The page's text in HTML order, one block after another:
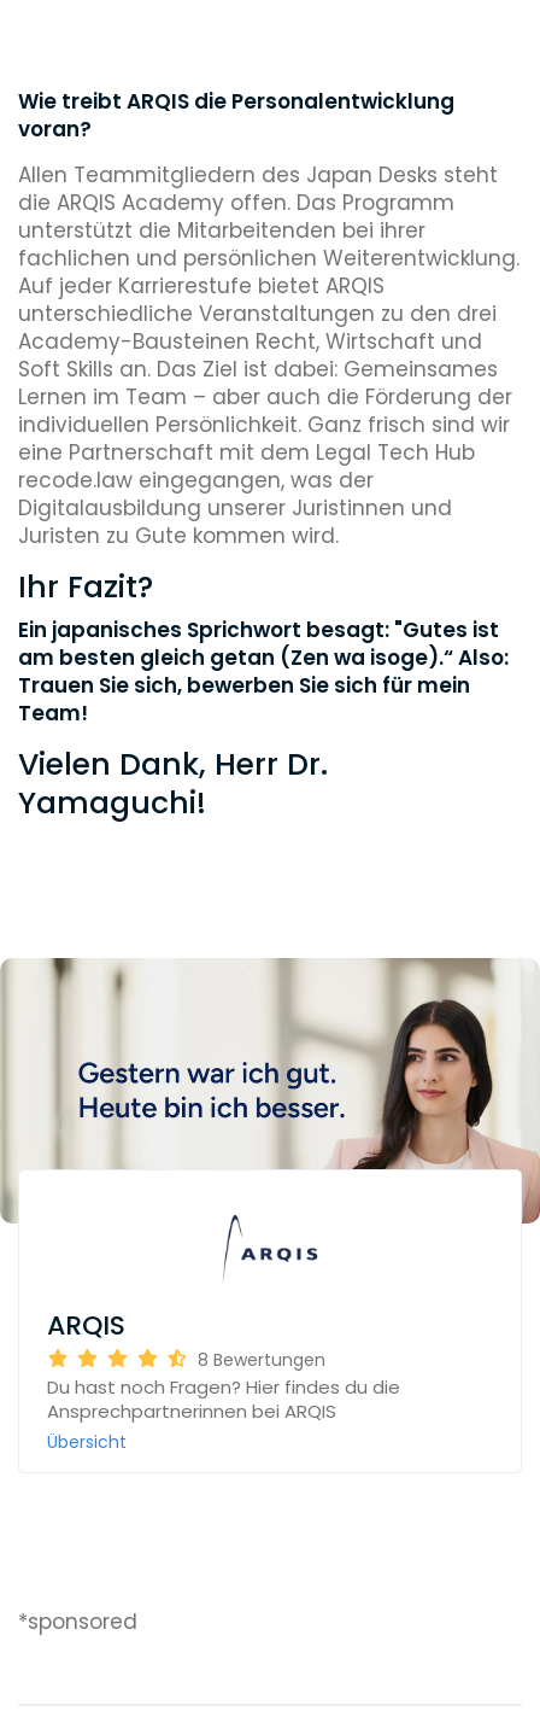
Wie treibt ARQIS die Personalentwicklung
voran?
Allen Teammitgliedern des Japan Desks steht
die ARQIS Academy offen. Das Programm
unterstützt die Mitarbeitenden bei ihrer
fachlichen und persönlichen Weiterentwicklung.
Auf jeder Karrierestufe bietet ARQIS
unterschiedliche Veranstaltungen zu den drei
Academy-Bausteinen Recht, Wirtschaft und
Soft Skills an. Das Ziel ist dabei: Gemeinsames
Lernen im Team – aber auch die Förderung der
individuellen Persönlichkeit. Ganz frisch sind wir
eine Partnerschaft mit dem Legal Tech Hub
recode.law eingegangen, was der
Digitalausbildung unserer Juristinnen und
Juristen zu Gute kommen wird.
Ihr Fazit?
Ein japanisches Sprichwort besagt: "Gutes ist
am besten gleich getan (Zen wa isoge).“ Also:
Trauen Sie sich, bewerben Sie sich für mein
Team!
Vielen Dank, Herr Dr.
Yamaguchi!
ARQIS
8 Bewertungen
Du hast noch Fragen? Hier findes du die
Ansprechpartnerinnen bei ARQIS
Übersicht
*sponsored